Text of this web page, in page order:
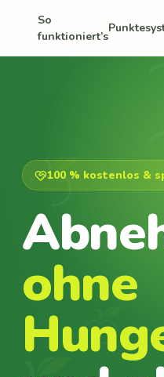
So
funktioniert’s
100 % kostenlos &
ohne